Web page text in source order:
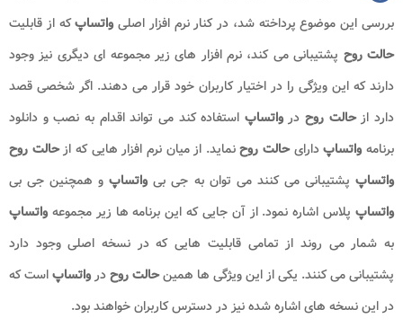
بررسی این موضوع پرداخته شد، در کنار نرم افزار اصلی واتساپکه از قابلیت
حالت روح پشتیبانی می کند، نرم افزار های زیر مجموعه ای دیگری نیز وجود
دارند که این ویژگی را در اختیار کاربران خود قرار می دهند. اگر شخصی قصد
دارد ازحالت روح درواتساپ استفاده کند می تواند اقدام به نصب و دانلود
برنامه واتساپدارایحالت روحنماید. از میان نرم افزار هایی که ازحالت روح
واتساپ پشتیبانی می کنند می توان به جی بی واتساپ و همچنین جی بی
واتساپ پلاس اشاره نمود. از آن جایی که این برنامه ها زیر مجموعه واتساپ
به شمار می روند از تمامی قابلیت هایی که در نسخه اصلی وجود دارد
پشتیبانی می کنند. یکی از این ویژگی ها همینحالت روحدرواتساپاست که
در این نسخه های اشاره شده نیز در دسترس کاربران خواهند بود.